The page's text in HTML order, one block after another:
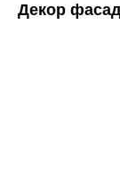
Декор фасад